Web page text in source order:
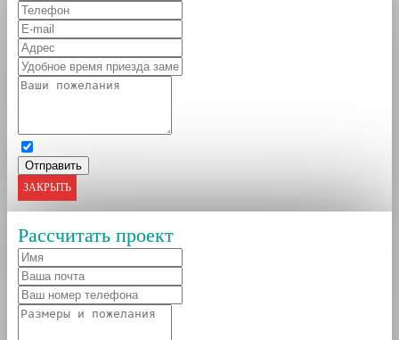
ЗАКРЫТЬ
Рассчитать проект